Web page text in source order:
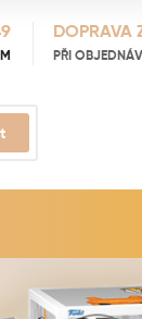
DOPRAVA
PŘI